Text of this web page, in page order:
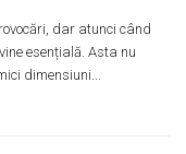
dar atunci când
esențială. Asta nu
dimensiuni...